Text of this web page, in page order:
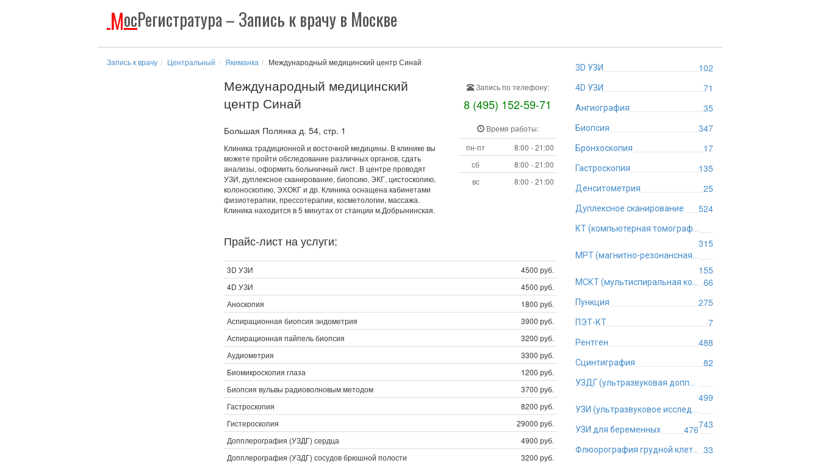
МосРегистратура– Запись к врачу в Москве
Запись к врачу Центральный Якиманка Международный медицинский центр Синай
Международный медицинский
центр Синай
Большая Полянка д. 54, стр. 1
Клиника традиционной и восточной медицины. В клинике вы
можете пройти обследование различных органов, сдать
анализы, оформить больничный лист. В центре проводят
УЗИ, дуплексное сканирование, биопсию, ЭКГ, цистоскопию,
колоноскопию, ЭХОКГ и др. Клиника оснащена кабинетами
физиотерапии, прессотерапии, косметологии, массажа.
Клиника находится в 5 минутах от станции м.Добрынинская.
Запись по телефону:
8 (495) 152-59-71
Время работы:
пн-пт
8:00 - 21:00
сб
8:00 - 21:00
вс
8:00 - 21:00
Прайс-лист на услуги:
3D УЗИ
4500 руб.
4D УЗИ
4500 руб.
Аноскопия
1800 руб.
Аспирационная биопсия эндометрия
3900 руб.
Аспирационная пайпель биопсия
3200 руб.
Аудиометрия
3300 руб.
Биомикроскопия глаза
1200 руб.
Биопсия вульвы радиоволновым методом
3700 руб.
Гастроскопия
8200 руб.
Гистероскопия
29000 руб.
Допплерография (УЗДГ) сердца
4900 руб.
Допплерография (УЗДГ) сосудов брюшной полости
3200 руб.
3D УЗИ 102
4D УЗИ 71
Ангиография 35
Биопсия 347
Бронхоскопия 17
Гастроскопия 135
Денситометрия 25
Дуплексное сканирование 524
315
155
66
Пункция 275
ПЭТ-КТ 7
Рентген 488
Сцинтиграфия 82
499
743
УЗИ для беременных 476
33